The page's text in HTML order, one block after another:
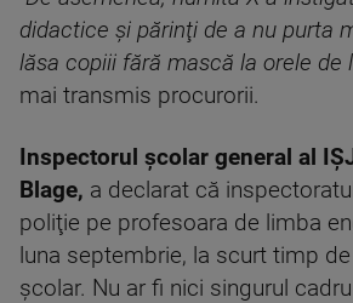
didactice şi părinţi de a nu purta
lăsa copiii fără mască la orele de
mai transmis procurorii.
Inspectorul şcolar general al
Blage, a declarat că
poliţie pe profesoara de limba
luna septembrie, la scurt timp
şcolar. Nu ar fi nici singurul